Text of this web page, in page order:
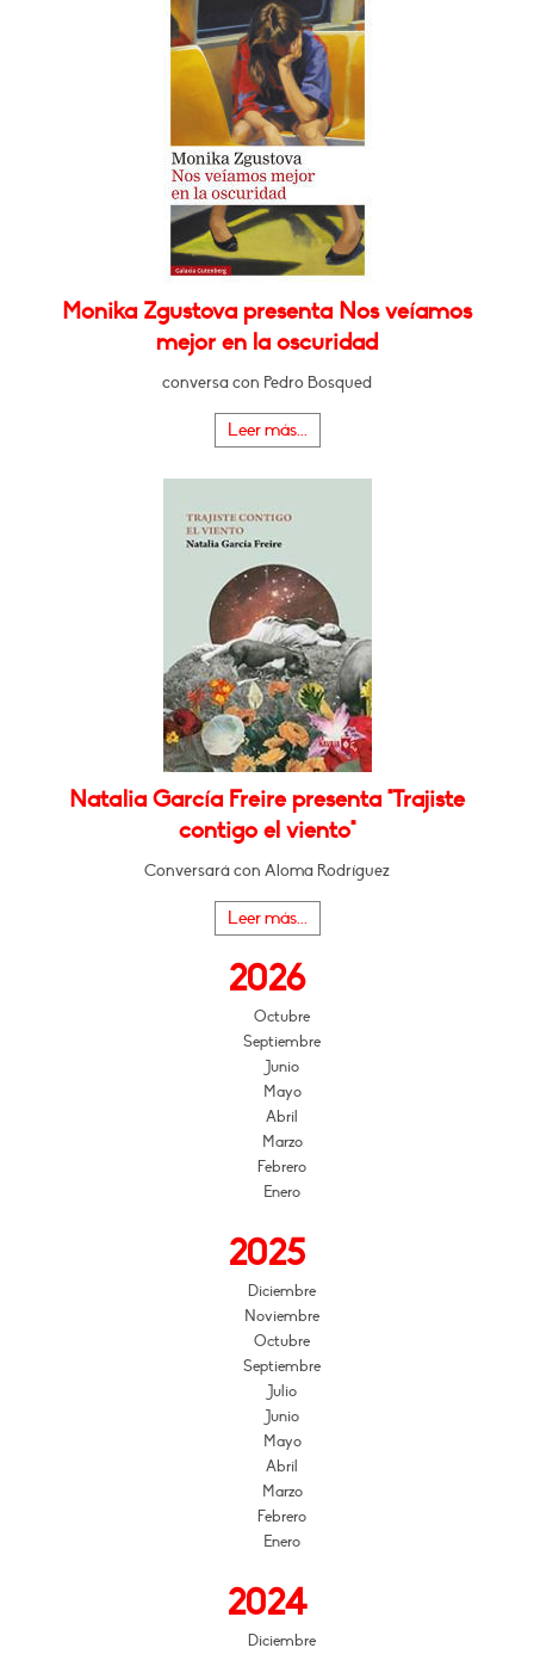
Monika Zgustova presenta Nos veíamos
mejor en la oscuridad
conversa con Pedro Bosqued
Leer más...
Natalia García Freire presenta "Trajiste
contigo el viento"
Conversará con Aloma Rodríguez
Leer más...
2026
Octubre
Septiembre
Junio
Mayo
Abril
Marzo
Febrero
Enero
2025
Diciembre
Noviembre
Octubre
Septiembre
Julio
Junio
Mayo
Abril
Marzo
Febrero
Enero
2024
Diciembre